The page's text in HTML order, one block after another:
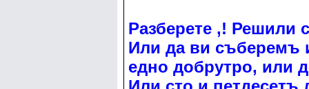
Разберете ,! Решили
Или да ви съберемъ
едно добрутро, или